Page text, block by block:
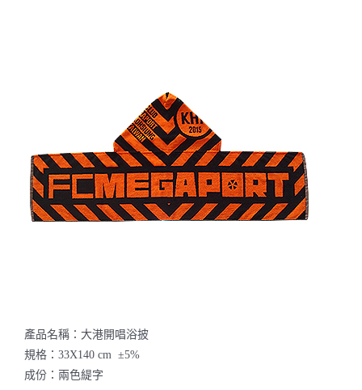
最新消息
聯絡我們
產品名稱：大港開唱浴披
規格：33X140 cm ±5%
成份：兩色緹字